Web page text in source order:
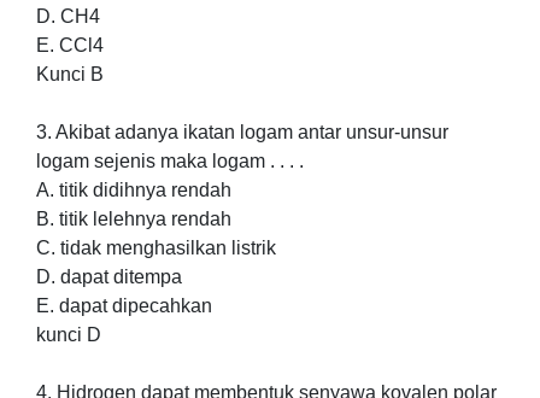
D. CH4
E. CCl4
Kunci B
3. Akibat adanya ikatan logam antar unsur-unsur
logam sejenis maka logam . . . .
A. titik didihnya rendah
B. titik lelehnya rendah
C. tidak menghasilkan listrik
D. dapat ditempa
E. dapat dipecahkan
kunci D
4. Hidrogen dapat membentuk senyawa kovalen polar